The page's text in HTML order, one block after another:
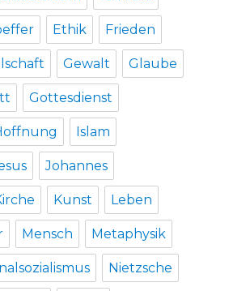
Ethik Frieden
Gewalt Glaube
Gottesdienst
Islam
Johannes
Kunst Leben
Mensch Metaphysik
Nietzsche